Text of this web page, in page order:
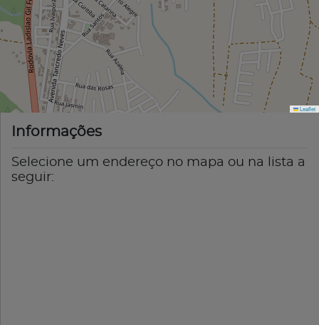
Leaflet
Informações
Selecione um endereço no mapa ou na lista a
seguir: